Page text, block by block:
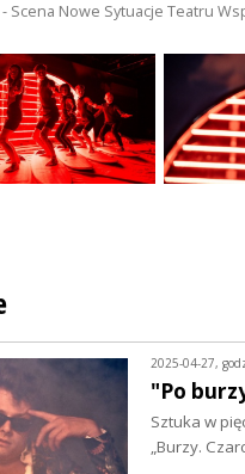
Scena Nowe Sytuacje Teatru
2025-04-27,
"Po
Sztuka w
„Burzy.